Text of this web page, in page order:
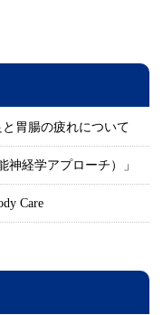
胃腸の疲れについて
神経学アプローチ）」
Care